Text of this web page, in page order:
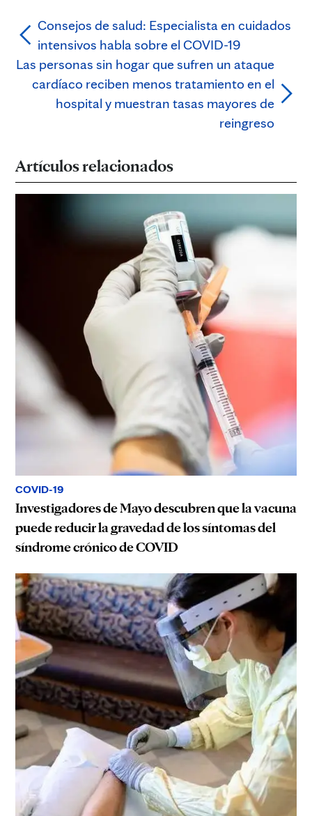
Consejos de salud: Especialista en cuidados
intensivos habla sobre el COVID-19
Las personas sin hogar que sufren un ataque
cardíaco reciben menos tratamiento en el
hospital y muestran tasas mayores de
reingreso
Artículos relacionados
COVID-19
Investigadores de Mayo descubren que la vacuna
puede reducir la gravedad de los síntomas del
síndrome crónico de COVID